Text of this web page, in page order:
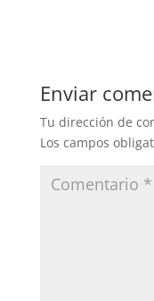
Enviar
Tu dirección de
Los campos